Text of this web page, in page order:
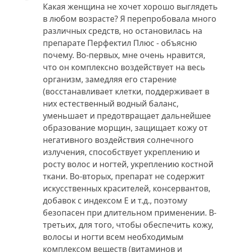
Какая женщина не хочет хорошо выглядеть
в любом возрасте? Я перепробовала много
различных средств, но остановилась на
препарате Перфектил Плюс - объясню
почему. Во-первых, мне очень нравится,
что он комплексно воздействует на весь
организм, замедляя его старение
(восстанавливает клетки, поддерживает в
них естественный водный баланс,
уменьшает и предотвращает дальнейшее
образование морщин, защищает кожу от
негативного воздействия солнечного
излучения, способствует укреплению и
росту волос и ногтей, укреплению костной
ткани. Во-вторых, препарат не содержит
искусственных красителей, консервантов,
добавок с индексом Е и т.д., поэтому
безопасен при длительном применении. В-
третьих, для того, чтобы обеспечить кожу,
волосы и ногти всем необходимым
комплексом веществ (витаминов и